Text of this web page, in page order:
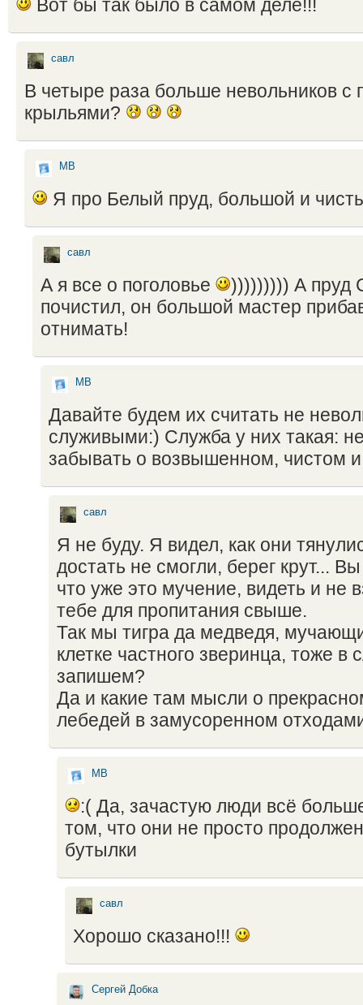
Вот бы так было в самом деле!!!
савл
В четыре раза больше невольников с
крыльями?
МВ
Я про Белый пруд, большой и
савл
А я все о поголовье
))))))))) А пруд
почистил, он большой мастер
отнимать!
МВ
Давайте будем их считать не
служивыми:) Служба у них такая:
забывать о возвышенном, чистом
савл
Я не буду. Я видел, как они
достать не смогли, берег крут...
что уже это мучение, видеть и не
тебе для пропитания свыше.
Так мы тигра да медведя,
клетке частного зверинца, тоже в
запишем?
Да и какие там мысли о
лебедей в замусоренном
МВ
:( Да, зачастую люди всё
том, что они не просто
бутылки
савл
Хорошо сказано!!!
Сергей Добка